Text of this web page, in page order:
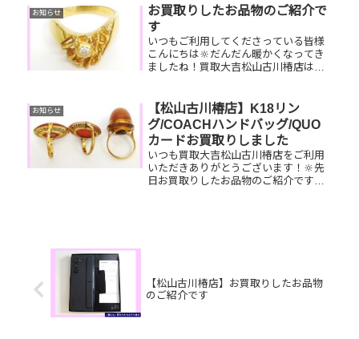
お家で眠っているお品物はございませ
んか？そのお品物ぜひ！買取大吉松
山...
お知らせ
お買取りしたお品物のご紹介で
す
いつもご利用してくださっている皆様
こんにちは🔆だんだん暖かくなってき
ましたね！買取大吉松山古川椿店は本
っているお品物はございませんか？そ
のお品物ぜひ！買取大吉松山古川椿
店...
お知らせ
【松山古川椿店】K18リン
グ/COACHハンドバッグ/QUO
カードお買取りしました
いつも買取大吉松山古川椿店をご利用
いただきありがとうございます！🔆先
日お買取りしたお品物のご紹介です。
【松山古川椿店】お買取りしたお品物
のご紹介です